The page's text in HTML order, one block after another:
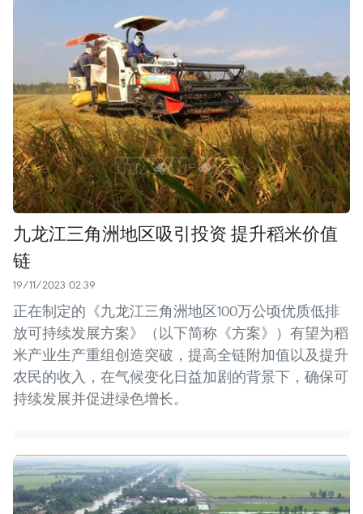
九龙江三角洲地区吸引投资 提升稻米价值
链
19/11/2023 02:39
正在制定的《九龙江三角洲地区100万公顷优质低排
放可持续发展方案》（以下简称《方案》）有望为稻
米产业生产重组创造突破，提高全链附加值以及提升
农民的收入，在气候变化日益加剧的背景下，确保可
持续发展并促进绿色增长。